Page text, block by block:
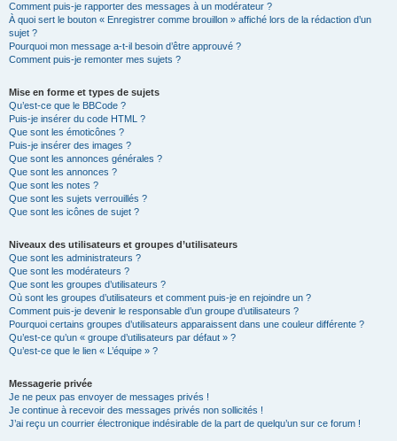
Comment puis-je rapporter des messages à un modérateur ?
À quoi sert le bouton « Enregistrer comme brouillon » affiché lors de la rédaction d’un
sujet ?
Pourquoi mon message a-t-il besoin d’être approuvé ?
Comment puis-je remonter mes sujets ?
Mise en forme et types de sujets
Qu’est-ce que le BBCode ?
Puis-je insérer du code HTML ?
Que sont les émoticônes ?
Puis-je insérer des images ?
Que sont les annonces générales ?
Que sont les annonces ?
Que sont les notes ?
Que sont les sujets verrouillés ?
Que sont les icônes de sujet ?
Niveaux des utilisateurs et groupes d’utilisateurs
Que sont les administrateurs ?
Que sont les modérateurs ?
Que sont les groupes d’utilisateurs ?
Où sont les groupes d’utilisateurs et comment puis-je en rejoindre un ?
Comment puis-je devenir le responsable d’un groupe d’utilisateurs ?
Pourquoi certains groupes d’utilisateurs apparaissent dans une couleur différente ?
Qu’est-ce qu’un « groupe d’utilisateurs par défaut » ?
Qu’est-ce que le lien « L’équipe » ?
Messagerie privée
Je ne peux pas envoyer de messages privés !
Je continue à recevoir des messages privés non sollicités !
J’ai reçu un courrier électronique indésirable de la part de quelqu’un sur ce forum !